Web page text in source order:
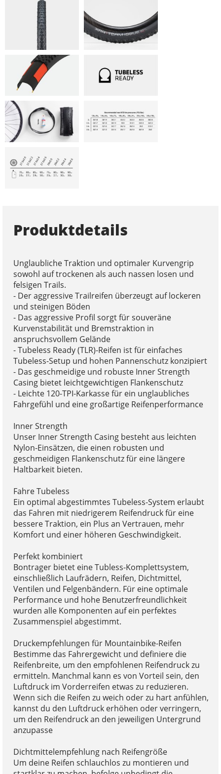
Produktdetails
Unglaubliche Traktion und optimaler Kurvengrip
sowohl auf trockenen als auch nassen losen und
felsigen Trails.
- Der aggressive Trailreifen überzeugt auf lockeren
und steinigen Böden
- Das aggressive Profil sorgt für souveräne
Kurvenstabilität und Bremstraktion in
anspruchsvollem Gelände
- Tubeless Ready (TLR)-Reifen ist für einfaches
Tubeless-Setup und hohen Pannenschutz konzipiert
- Das geschmeidige und robuste Inner Strength
Casing bietet leichtgewichtigen Flankenschutz
- Leichte 120-TPI-Karkasse für ein unglaubliches
Fahrgefühl und eine großartige Reifenperformance
Inner Strength
Unser Inner Strength Casing besteht aus leichten
Nylon-Einsätzen, die einen robusten und
geschmeidigen Flankenschutz für eine längere
Haltbarkeit bieten.
Fahre Tubeless
Ein optimal abgestimmtes Tubeless-System erlaubt
das Fahren mit niedrigerem Reifendruck für eine
bessere Traktion, ein Plus an Vertrauen, mehr
Komfort und einer höheren Geschwindigkeit.
Perfekt kombiniert
Bontrager bietet eine Tubless-Komplettsystem,
einschließlich Laufrädern, Reifen, Dichtmittel,
Ventilen und Felgenbändern. Für eine optimale
Performance und hohe Benutzerfreundlichkeit
wurden alle Komponenten auf ein perfektes
Zusammenspiel abgestimmt.
Druckempfehlungen für Mountainbike-Reifen
Bestimme das Fahrergewicht und definiere die
Reifenbreite, um den empfohlenen Reifendruck zu
ermitteln. Manchmal kann es von Vorteil sein, den
Luftdruck im Vorderreifen etwas zu reduzieren.
Wenn sich die Reifen zu weich oder zu hart anfühlen,
kannst du den Luftdruck erhöhen oder verringern,
um den Reifendruck an den jeweiligen Untergrund
anzupasse
Dichtmittelempfehlung nach Reifengröße
Um deine Reifen schlauchlos zu montieren und